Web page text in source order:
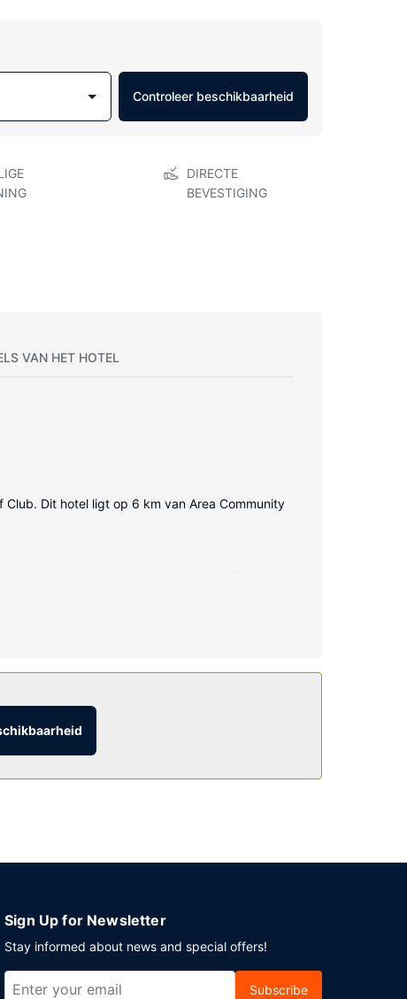
Controleer beschikbaarheid
DIRECTE
BEVESTIGING
VAN HET HOTEL
Club. Dit hotel ligt op 6 km van Area Community
Sign Up for Newsletter
Stay informed about news and special offers!
Subscribe